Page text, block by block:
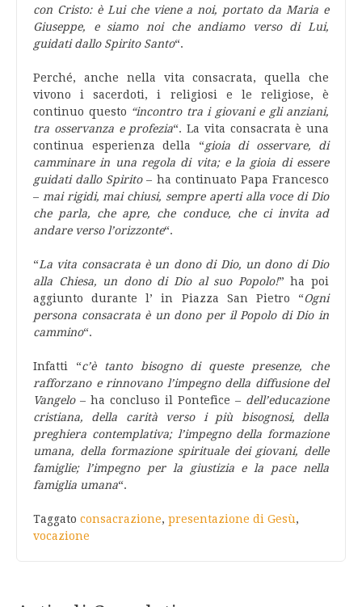
con Cristo: è Lui che viene a noi, portato da Maria e
Giuseppe, e siamo noi che andiamo verso di Lui,
guidati dallo Spirito Santo“.
Perché, anche nella vita consacrata, quella che
vivono i sacerdoti, i religiosi e le religiose, è
continuo questo “incontro tra i giovani e gli anziani,
tra osservanza e profezia“. La vita consacrata è una
continua esperienza della “gioia di osservare, di
camminare in una regola di vita; e la gioia di essere
guidati dallo Spirito– ha continuato Papa Francesco
– mai rigidi, mai chiusi, sempre aperti alla voce di Dio
che parla, che apre, che conduce, che ci invita ad
andare verso l’orizzonte“.
“La vita consacrata è un dono di Dio, un dono di Dio
alla Chiesa, un dono di Dio al suo Popolo!” ha poi
aggiunto durante l’ in Piazza San Pietro “Ogni
persona consacrata è un dono per il Popolo di Dio in
cammino“.
Infatti “c’è tanto bisogno di queste presenze, che
rafforzano e rinnovano l’impegno della diffusione del
Vangelo– ha concluso il Pontefice – dell’educazione
cristiana, della carità verso i più bisognosi, della
preghiera contemplativa; l’impegno della formazione
umana, della formazione spirituale dei giovani, delle
famiglie; l’impegno per la giustizia e la pace nella
famiglia umana“.
Taggato consacrazione, presentazione di Gesù,
vocazione